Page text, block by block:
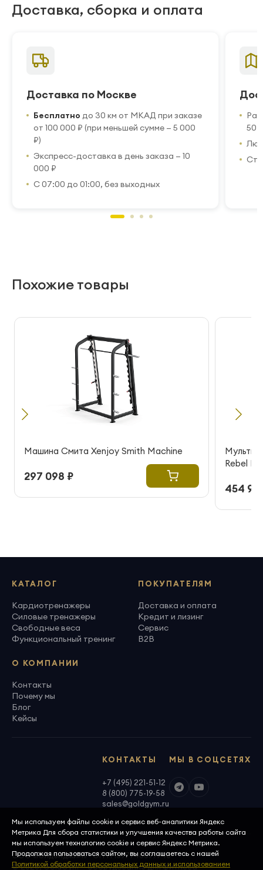
Доставка, сборка и оплата
Доставка по Москве
Бесплатно до 30 км от МКАД при заказе
от 100 000 ₽ (при меньшей сумме — 5 000
₽)
Экспресс-доставка в день заказа — 10
000 ₽
С 07:00 до 01:00, без выходных
50
Похожие товары
Машина Смита Xenjoy Smith Machine
297 098 ₽
Rebel
454
КАТАЛОГ
Кардиотренажеры
Силовые тренажеры
Свободные веса
Функциональный тренинг
ПОКУПАТЕЛЯМ
Доставка и оплата
Кредит и лизинг
Сервис
B2B
О КОМПАНИИ
Контакты
Почему мы
Блог
Кейсы
МЫ В СОЦСЕТЯХ
КОНТАКТЫ
+7 (495) 221-51-12
8 (800) 775-19-58
sales@goldgym.ru
ООО «Голденджим» · ОГРН 1097746699940
© 2026, GoldGym — оборудование для фитнеса
Мы используем файлы cookie и сервис веб-аналитики Яндекс
Метрика Для сбора статистики и улучшения качества работы сайта
мы используем технологию cookie и сервис Яндекс Метрика.
Продолжая пользоваться сайтом, вы соглашаетесь с нашей
Политикой обработки персональных данных и использованием